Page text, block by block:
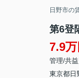
日野市の
第6登
7.9万
管理/共
東京都日